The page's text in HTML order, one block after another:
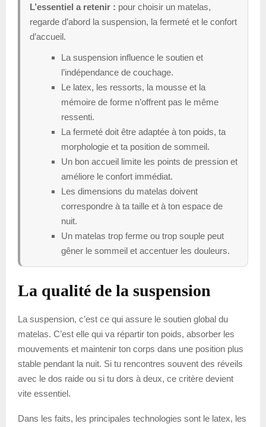
L’essentiel a retenir : pour choisir un matelas,
regarde d’abord la suspension, la fermeté et le confort
d’accueil.
La suspension influence le soutien et
l’indépendance de couchage.
Le latex, les ressorts, la mousse et la
mémoire de forme n’offrent pas le même
ressenti.
La fermeté doit être adaptée à ton poids, ta
morphologie et ta position de sommeil.
Un bon accueil limite les points de pression et
améliore le confort immédiat.
Les dimensions du matelas doivent
correspondre à ta taille et à ton espace de
nuit.
Un matelas trop ferme ou trop souple peut
gêner le sommeil et accentuer les douleurs.
La qualité de la suspension
La suspension, c’est ce qui assure le soutien global du
matelas. C’est elle qui va répartir ton poids, absorber les
mouvements et maintenir ton corps dans une position plus
stable pendant la nuit. Si tu rencontres souvent des réveils
avec le dos raide ou si tu dors à deux, ce critère devient
vite essentiel.
Dans les faits, les principales technologies sont le latex, les